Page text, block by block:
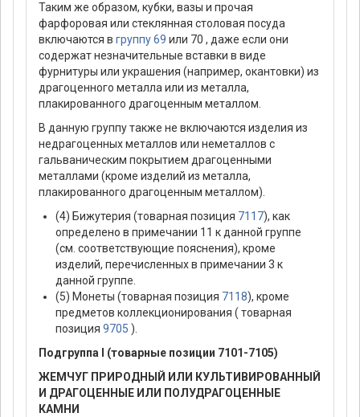
Таким же образом, кубки, вазы и прочая
фарфоровая или стеклянная столовая посуда
включаются в группу 69 или 70 , даже если они
содержат незначительные вставки в виде
фурнитуры или украшения (например, окантовки) из
драгоценного металла или из металла,
плакированного драгоценным металлом.
В данную группу также не включаются изделия из
недрагоценных металлов или неметаллов с
гальваническим покрытием драгоценными
металлами (кроме изделий из металла,
плакированного драгоценным металлом).
(4) Бижутерия (товарная позиция 7117), как
определено в примечании 11 к данной группе
(см. соответствующие пояснения), кроме
изделий, перечисленных в примечании 3 к
данной группе.
(5) Монеты (товарная позиция 7118), кроме
предметов коллекционирования ( товарная
позиция 9705 ).
Подгруппа I (товарные позиции 7101-7105)
ЖЕМЧУГ ПРИРОДНЫЙ ИЛИ КУЛЬТИВИРОВАННЫЙ
И ДРАГОЦЕННЫЕ ИЛИ ПОЛУДРАГОЦЕННЫЕ
КАМНИ